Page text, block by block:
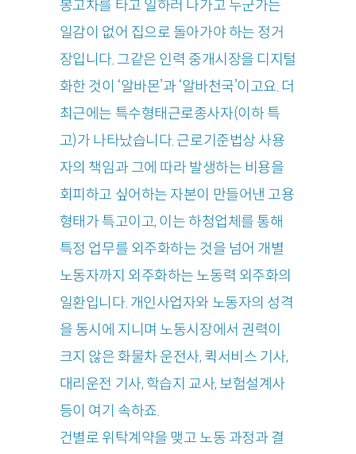
봉고차를 타고 일하러 나가고 누군가는
일감이 없어 집으로 돌아가야 하는 정거
장입니다. 그같은 인력 중개시장을 디지털
화한 것이 ‘알바몬’과 ‘알바천국’이고요. 더
최근에는 특수형태근로종사자(이하 특
고)가 나타났습니다. 근로기준법상 사용
자의 책임과 그에 따라 발생하는 비용을
회피하고 싶어하는 자본이 만들어낸 고용
형태가 특고이고, 이는 하청업체를 통해
특정 업무를 외주화하는 것을 넘어 개별
노동자까지 외주화하는 노동력 외주화의
일환입니다. 개인사업자와 노동자의 성격
을 동시에 지니며 노동시장에서 권력이
크지 않은 화물차 운전사, 퀵서비스 기사,
대리운전 기사, 학습지 교사, 보험설계사
등이 여기 속하죠.
건별로 위탁계약을 맺고 노동 과정과 결